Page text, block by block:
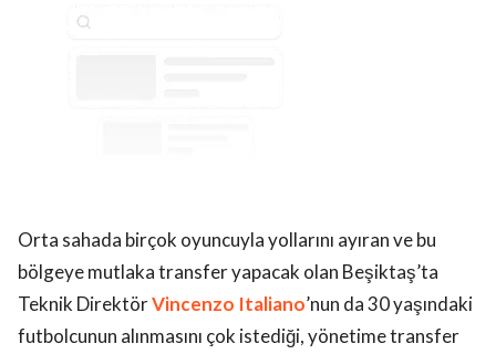
Orta sahada birçok oyuncuyla yollarını ayıran ve bu
bölgeye mutlaka transfer yapacak olan Beşiktaş’ta
Teknik DirektörVincenzo Italiano’nun da 30 yaşındaki
futbolcunun alınmasını çok istediği, yönetime transfer